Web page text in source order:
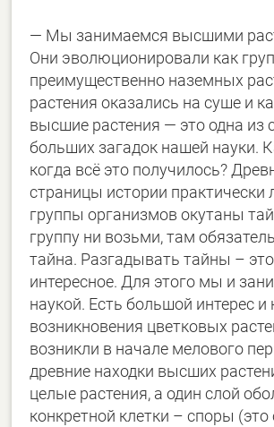
— Мы занимаемся высшими
Они эволюционировали как
преимущественно наземных
растения оказались на суше и
высшие растения — это одна из
больших загадок нашей науки.
когда всё это получилось?
страницы истории практически
группы организмов окутаны
группу ни возьми, там
тайна. Разгадывать тайны –
интересное. Для этого мы и
наукой. Есть большой интерес и
возникновения цветковых
возникли в начале мелового
древние находки высших
целые растения, а один слой
конкретной клетки – споры (это